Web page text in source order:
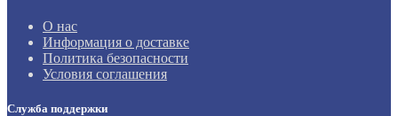
О нас
Информация о доставке
Политика безопасности
Условия соглашения
Служба поддержки